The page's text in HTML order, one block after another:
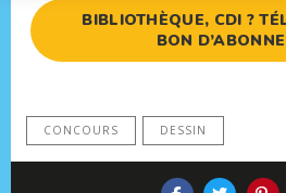
BIBLIOTHÈQUE, CDI ?
BON
CONCOURS DESSIN